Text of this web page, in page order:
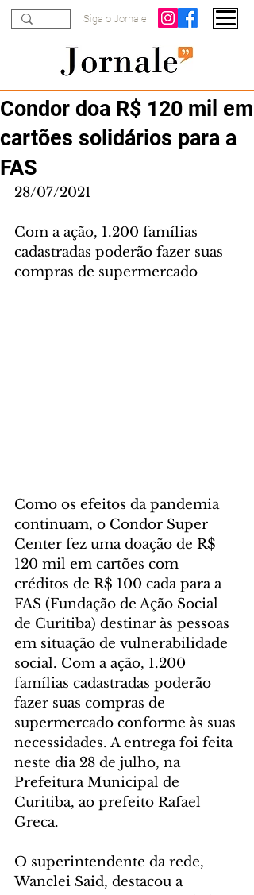
Siga o Jornale
Condor doa R$ 120 mil em
cartões solidários para a
FAS
28/07/2021
Com a ação, 1.200 famílias
cadastradas poderão fazer suas
compras de supermercado
Como os efeitos da pandemia
continuam, o Condor Super
Center fez uma doação de R$
120 mil em cartões com
créditos de R$ 100 cada para a
FAS (Fundação de Ação Social
de Curitiba) destinar às pessoas
em situação de vulnerabilidade
social. Com a ação, 1.200
famílias cadastradas poderão
fazer suas compras de
supermercado conforme às suas
necessidades. A entrega foi feita
neste dia 28 de julho, na
Prefeitura Municipal de
Curitiba, ao prefeito Rafael
Greca.
O superintendente da rede,
Wanclei Said, destacou a